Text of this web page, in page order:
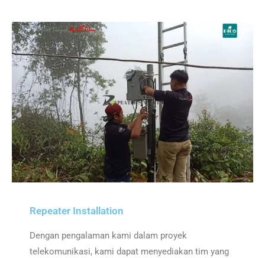
Repeater Installation
Dengan pengalaman kami dalam proyek
telekomunikasi, kami dapat menyediakan tim yang